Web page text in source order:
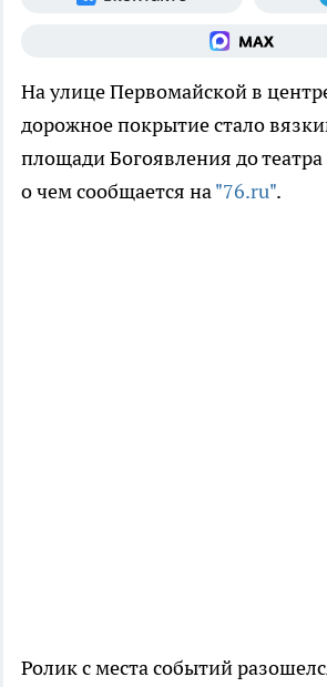
На улице Первомайской в
дорожное покрытие стало
площади Богоявления до
о чем сообщается на"76.ru".
Ролик с места событий